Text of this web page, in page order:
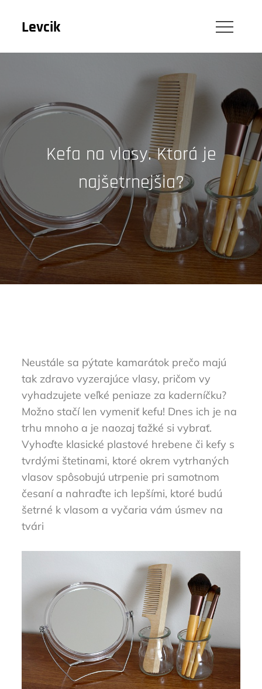
Levcik
Kefa na vlasy. Ktorá je
najšetrnejšia?
Neustále sa pýtate kamarátok prečo majú
tak zdravo vyzerajúce vlasy, pričom vy
vyhadzujete veľké peniaze za kaderníčku?
Možno stačí len vymeniť kefu! Dnes ich je na
trhu mnoho a je naozaj ťažké si vybrať.
Vyhoďte klasické plastové hrebene či kefy s
tvrdými štetinami, ktoré okrem vytrhaných
vlasov spôsobujú utrpenie pri samotnom
česaní a nahraďte ich lepšími, ktoré budú
šetrné k vlasom a vyčaria vám úsmev na
tvári